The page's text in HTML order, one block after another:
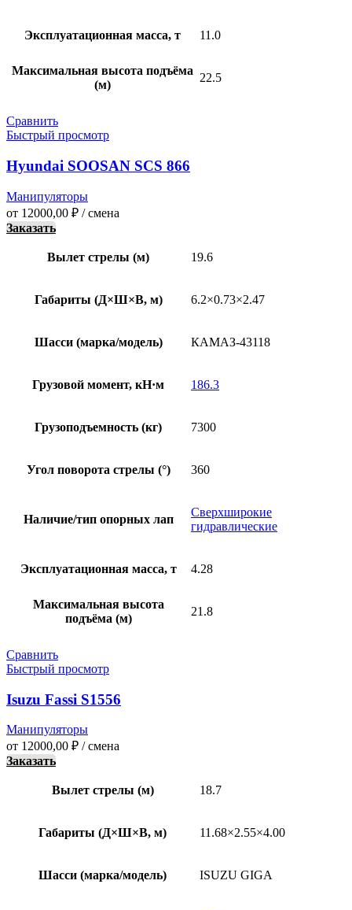
Эксплуатационная масса, т 11.0
Максимальная высота подъёма
(м)
22.5
Сравнить
Быстрый просмотр
Hyundai SOOSAN SCS 866
Манипуляторы
от 12000,00 ₽ / смена
Заказать
Вылет стрелы (м) 19.6
Габариты (Д×Ш×В, м) 6.2×0.73×2.47
Шасси (марка/модель) КАМАЗ-43118
Грузовой момент, кН·м 186.3
Грузоподъемность (кг) 7300
Угол поворота стрелы (°) 360
Наличие/тип опорных лап
Сверхширокие
гидравлические
Эксплуатационная масса, т 4.28
Максимальная высота
подъёма (м)
21.8
Сравнить
Быстрый просмотр
Isuzu Fassi S1556
Манипуляторы
от 12000,00 ₽ / смена
Заказать
Вылет стрелы (м) 18.7
Габариты (Д×Ш×В, м) 11.68×2.55×4.00
Шасси (марка/модель) ISUZU GIGA